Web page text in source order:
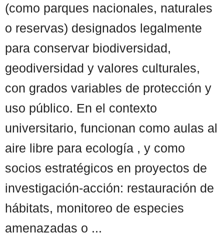
(como parques nacionales, naturales
o reservas) designados legalmente
para conservar biodiversidad,
geodiversidad y valores culturales,
con grados variables de protección y
uso público. En el contexto
universitario, funcionan como aulas al
aire libre para ecología , y como
socios estratégicos en proyectos de
investigación-acción: restauración de
hábitats, monitoreo de especies
amenazadas o ...